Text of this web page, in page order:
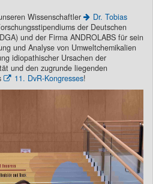
Wissenschaftler
Dr. Tobias
der Deutschen
und der Firma ANDROLABS für sein
und Analyse von Umweltchemikalien
idiopathischer Ursachen der
und den zugrunde liegenden
11. DvR-Kongresses!